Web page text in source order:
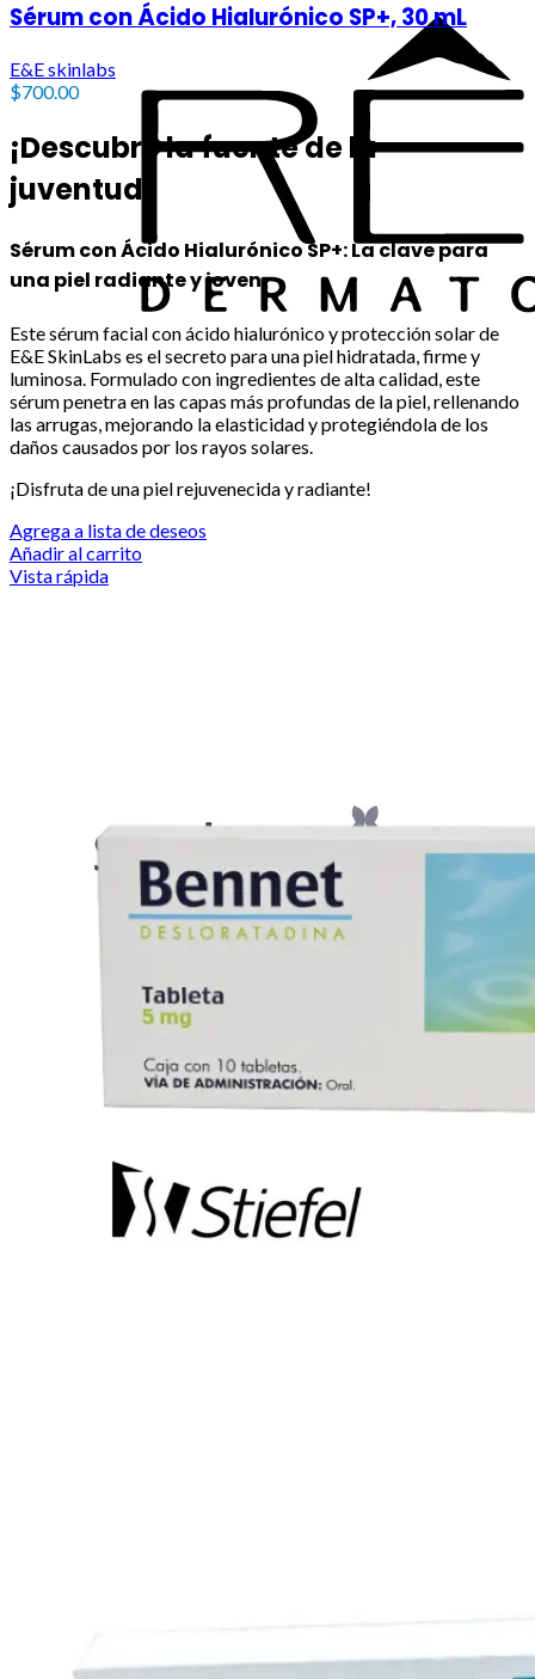
Sérum con Ácido Hialurónico SP+, 30 mL
E&E skinlabs
$700.00
¡Descubre la fuente de la
juventud!
Sérum con Ácido Hialurónico SP+: La clave para
una piel radiante y joven
Este sérum facial con ácido hialurónico y protección solar de
E&E SkinLabs es el secreto para una piel hidratada, firme y
luminosa. Formulado con ingredientes de alta calidad, este
sérum penetra en las capas más profundas de la piel, rellenando
las arrugas, mejorando la elasticidad y protegiéndola de los
daños causados por los rayos solares.
¡Disfruta de una piel rejuvenecida y radiante!
Agrega a lista de deseos
Añadir al carrito
Vista rápida